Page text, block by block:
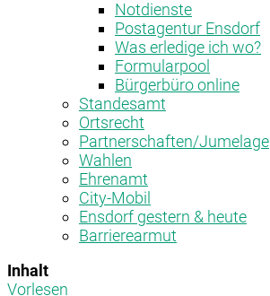
Notdienste
Postagentur Ensdorf
Was erledige ich wo?
Formularpool
Bürgerbüro online
Standesamt
Ortsrecht
Partnerschaften/Jumelage
Wahlen
Ehrenamt
City-Mobil
Ensdorf gestern & heute
Barrierearmut
Inhalt
Vorlesen